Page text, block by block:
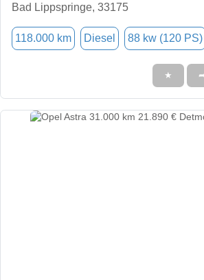
Bad Lippspringe, 33175
118.000 km Diesel 88 kw (120 PS)
★